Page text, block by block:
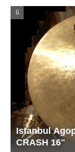
Istanbul
CRASH 16"